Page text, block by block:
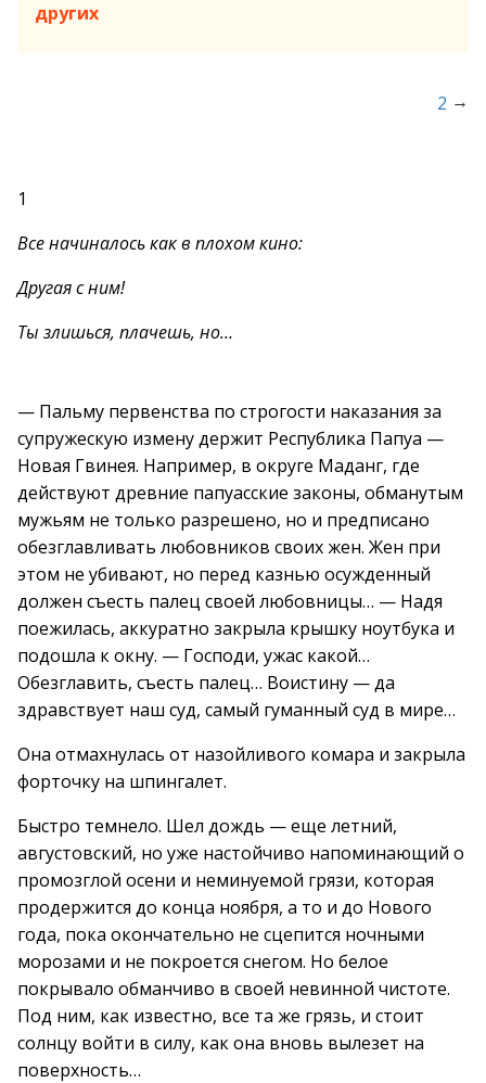
других
2 →
1
Все начиналось как в плохом кино:
Другая с ним!
Ты злишься, плачешь, но…
— Пальму первенства по строгости наказания за
супружескую измену держит Республика Папуа —
Новая Гвинея. Например, в округе Маданг, где
действуют древние папуасские законы, обманутым
мужьям не только разрешено, но и предписано
обезглавливать любовников своих жен. Жен при
этом не убивают, но перед казнью осужденный
должен съесть палец своей любовницы… — Надя
поежилась, аккуратно закрыла крышку ноутбука и
подошла к окну. — Господи, ужас какой…
Обезглавить, съесть палец… Воистину — да
здравствует наш суд, самый гуманный суд в мире…
Она отмахнулась от назойливого комара и закрыла
форточку на шпингалет.
Быстро темнело. Шел дождь — еще летний,
августовский, но уже настойчиво напоминающий о
промозглой осени и неминуемой грязи, которая
продержится до конца ноября, а то и до Нового
года, пока окончательно не сцепится ночными
морозами и не покроется снегом. Но белое
покрывало обманчиво в своей невинной чистоте.
Под ним, как известно, все та же грязь, и стоит
солнцу войти в силу, как она вновь вылезет на
поверхность…